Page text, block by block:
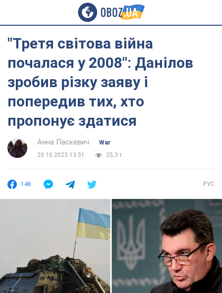
"Третя світова війна
почалася у 2008": Данілов
зробив різку заяву і
попередив тих, хто
пропонує здатися
Анна Паскевич
War
20.10.2023 13:51
25,3 т.
146 РУС